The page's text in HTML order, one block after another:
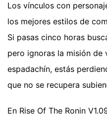
Los vínculos con
los mejores estilos de
Si pasas cinco horas
pero ignoras la misión de
espadachín, estás
que no se recupera
En Rise Of The Ronin